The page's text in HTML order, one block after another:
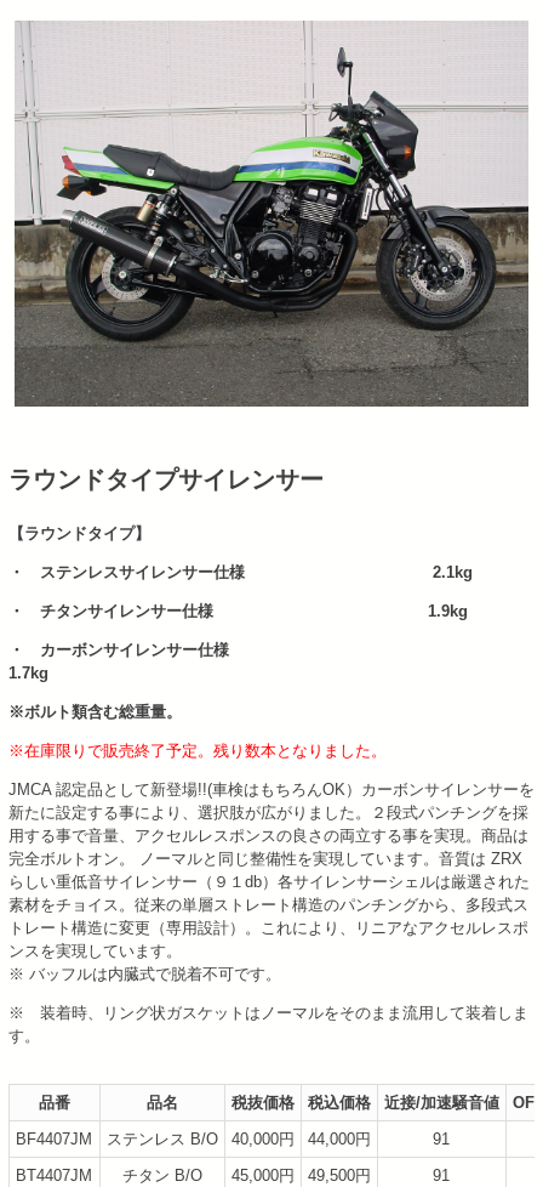
ラウンドタイプサイレンサー
【ラウンドタイプ】
・ ステンレスサイレンサー仕様 2.1kg
・ チタンサイレンサー仕様 1.9kg
・ カーボンサイレンサー仕様
1.7kg
※ボルト類含む総重量。
※在庫限りで販売終了予定。残り数本となりました。
JMCA 認定品として新登場!!(車検はもちろんOK）カーボンサイレンサーを
新たに設定する事により、選択肢が広がりました。２段式パンチングを採
用する事で音量、アクセルレスポンスの良さの両立する事を実現。商品は
完全ボルトオン。 ノーマルと同じ整備性を実現しています。音質は ZRX
らしい重低音サイレンサー（９１db）各サイレンサーシェルは厳選された
素材をチョイス。従来の単層ストレート構造のパンチングから、多段式ス
トレート構造に変更（専用設計）。これにより、リニアなアクセルレスポ
ンスを実現しています。
※ バッフルは内臓式で脱着不可です。
※ 装着時、リング状ガスケットはノーマルをそのまま流用して装着しま
す。
品番 品名 税抜価格 税込価格 近接/加速騒音値
OF/
BF4407JM
ステンレス B/O 40,000円 44,000円
91
BT4407JM
チタン B/O 45,000円 49,500円 91